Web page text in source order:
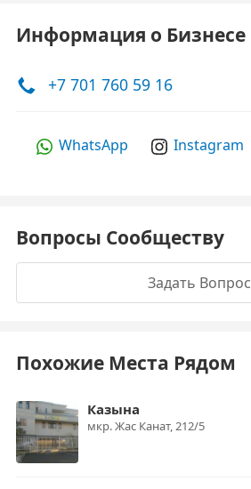
Информация о Бизнесе
+7 701 760 59 16
WhatsApp Instagram
Вопросы Сообществу
Задать Вопрос
Похожие Места Рядом
Казына
мкр. Жас Канат, 212/5